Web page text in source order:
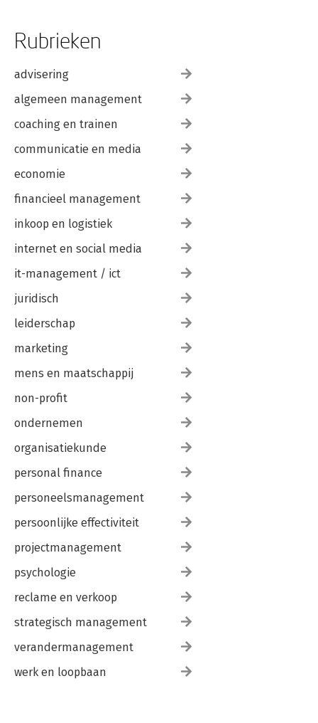
Rubrieken
advisering
algemeen management
coaching en trainen
communicatie en media
economie
financieel management
inkoop en logistiek
internet en social media
it-management / ict
juridisch
leiderschap
marketing
mens en maatschappij
non-profit
ondernemen
organisatiekunde
personal finance
personeelsmanagement
persoonlijke effectiviteit
projectmanagement
psychologie
reclame en verkoop
strategisch management
verandermanagement
werk en loopbaan